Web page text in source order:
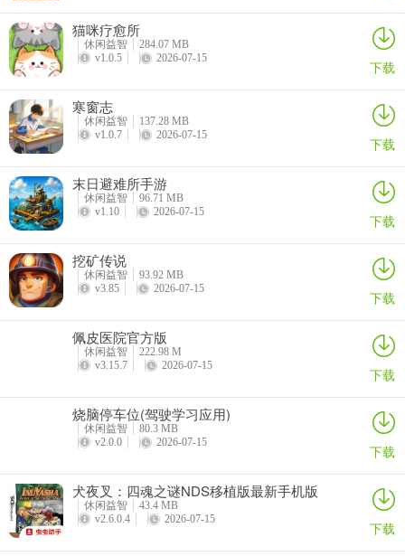
猫咪疗愈所
休闲益智
284.07 MB
v1.0.5
2026-07-15 下载
寒窗志
休闲益智
137.28 MB
v1.0.7
2026-07-15 下载
末日避难所手游
休闲益智
96.71 MB
v1.10
2026-07-15 下载
挖矿传说
休闲益智
93.92 MB
v3.85
2026-07-15 下载
佩皮医院官方版
休闲益智
222.98 M
v3.15.7
2026-07-15 下载
烧脑停车位(驾驶学习应用)
休闲益智
80.3 MB
v2.0.0
2026-07-15 下载
犬夜叉：四魂之谜NDS移植版最新手机版
休闲益智
43.4 MB
v2.6.0.4
2026-07-15 下载